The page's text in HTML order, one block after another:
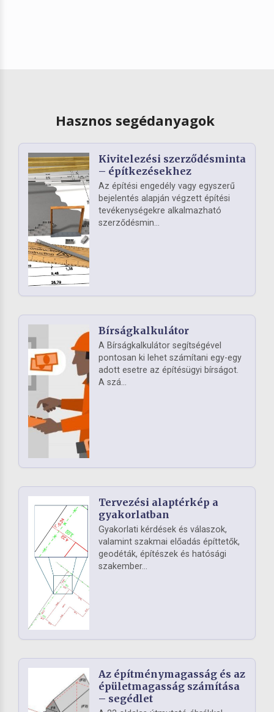
Hasznos segédanyagok
Kivitelezési szerződésminta
– építkezésekhez
Az építési engedély vagy egyszerű
bejelentés alapján végzett építési
tevékenységekre alkalmazható
szerződésmin...
Bírságkalkulátor
A Bírságkalkulátor segítségével
pontosan ki lehet számítani egy-egy
adott esetre az építésügyi bírságot.
A szá...
Tervezési alaptérkép a
gyakorlatban
Gyakorlati kérdések és válaszok,
valamint szakmai előadás építtetők,
geodéták, építészek és hatósági
szakember...
Az építménymagasság és az
épületmagasság számítása
– segédlet